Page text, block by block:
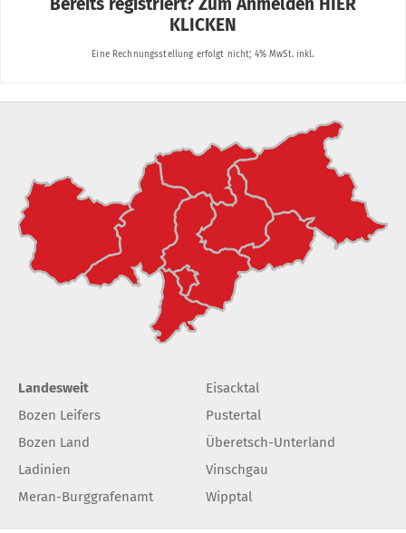
Landesweit
Bozen Leifers
Bozen Land
Ladinien
Meran-Burggrafenamt
Eisacktal
Pustertal
Überetsch-Unterland
Vinschgau
Wipptal